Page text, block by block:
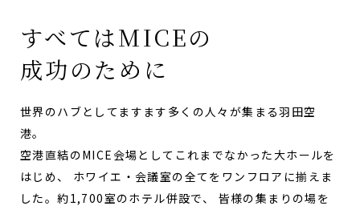
すべてはMICEの
成功のために
世界のハブとしてますます多くの人々が集まる羽田空
港。
空港直結のMICE会場としてこれまでなかった大ホールを
はじめ、 ホワイエ・会議室の全てをワンフロアに揃えま
した。約1,700室のホテル併設で、 皆様の集まりの場を